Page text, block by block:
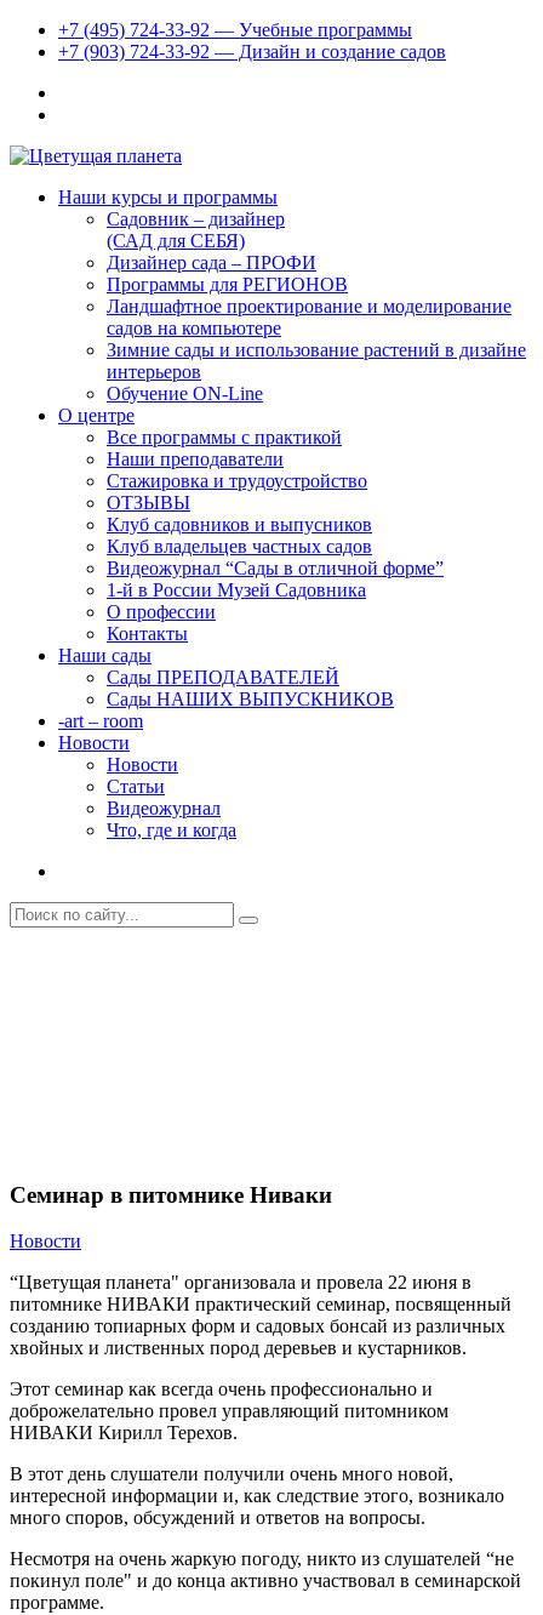
+7 (495) 724-33-92 — Учебные программы
+7 (903) 724-33-92 — Дизайн и создание садов
Наши курсы и программы
Садовник – дизайнер
(САД для СЕБЯ)
Дизайнер сада – ПРОФИ
Программы для РЕГИОНОВ
Ландшафтное проектирование и моделирование
садов на компьютере
Зимние сады и использование растений в дизайне
интерьеров
Обучение ON-Line
О центре
Все программы с практикой
Наши преподаватели
Стажировка и трудоустройство
ОТЗЫВЫ
Клуб садовников и выпусников
Клуб владельцев частных садов
Видеожурнал “Сады в отличной форме”
1-й в России Музей Садовника
О профессии
Контакты
Наши сады
Сады ПРЕПОДАВАТЕЛЕЙ
Сады НАШИХ ВЫПУСКНИКОВ
-art – room
Новости
Новости
Статьи
Видеожурнал
Что, где и когда
Семинар в питомнике Ниваки
Новости
“Цветущая планета" организовала и провела 22 июня в
питомнике НИВАКИ практический семинар, посвященный
созданию топиарных форм и садовых бонсай из различных
хвойных и лиственных пород деревьев и кустарников.
Этот семинар как всегда очень профессионально и
доброжелательно провел управляющий питомником
НИВАКИ Кирилл Терехов.
В этот день слушатели получили очень много новой,
интересной информации и, как следствие этого, возникало
много споров, обсуждений и ответов на вопросы.
Несмотря на очень жаркую погоду, никто из слушателей “не
покинул поле" и до конца активно участвовал в семинарской
программе.